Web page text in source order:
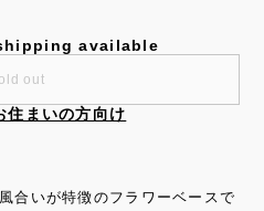
available
out
住まいの方向け
合いが特徴のフラワーベースで